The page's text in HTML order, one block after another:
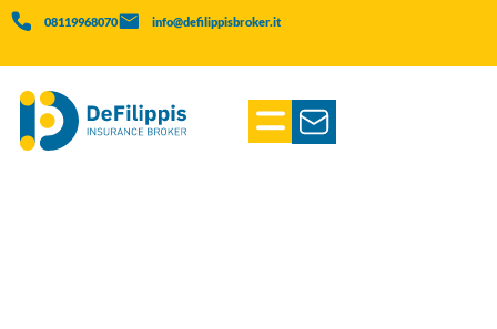
08119968070 info@defilippisbroker.it